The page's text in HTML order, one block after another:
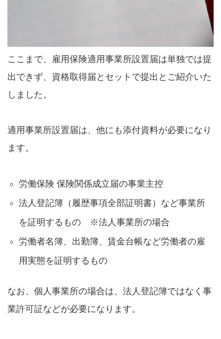
ここまで、雇用保険適用事業所設置届は単独では提
出できず、資格取得届とセットで提出とご紹介いた
しました。
適用事業所設置届は、他にも添付資料が必要になり
ます。
労働保険 保険関係成立届の事業主控
法人登記簿（履歴事項全部証明書）など事業所
を証明するもの ※法人事業所の場合
労働者名簿、出勤簿、賃金台帳など労働者の雇
用実態を証明するもの
なお、個人事業所の場合は、法人登記簿ではなく事
業許可証などが必要になります。